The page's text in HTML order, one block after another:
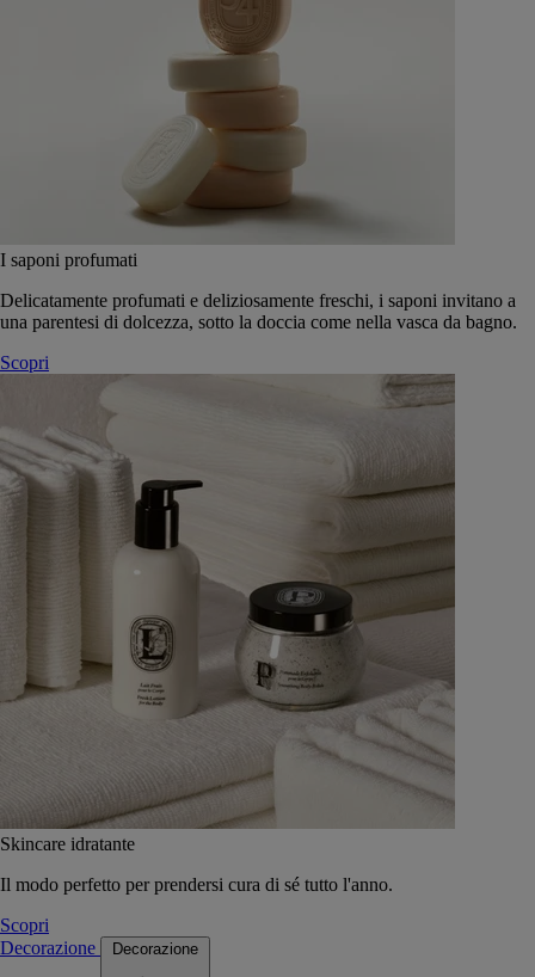
I saponi profumati
Delicatamente profumati e deliziosamente freschi, i saponi invitano a
una parentesi di dolcezza, sotto la doccia come nella vasca da bagno.
Scopri
Skincare idratante
Il modo perfetto per prendersi cura di sé tutto l'anno.
Scopri
Decorazione
Decorazione